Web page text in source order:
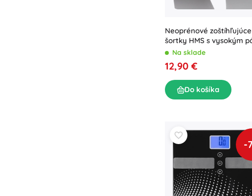
Neoprénové zoštíhľujúce
šortky HMS s vysokým
XXLNa sklade
12,90 €
Do košíka
-